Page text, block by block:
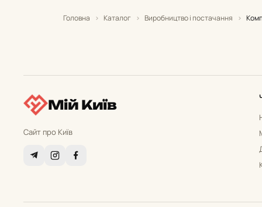
Головна › Каталог › Виробництво і постачання ›
Мій Київ
Сайт про Київ